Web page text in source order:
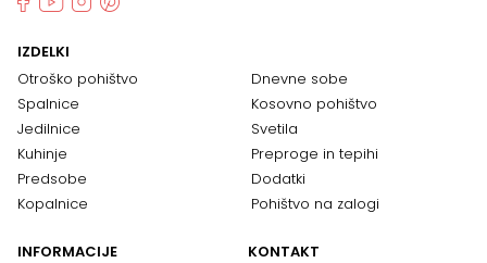
IZDELKI
Otroško pohištvo
Spalnice
Jedilnice
Kuhinje
Predsobe
Kopalnice
Dnevne sobe
Kosovno pohištvo
Svetila
Preproge in tepihi
Dodatki
Pohištvo na zalogi
INFORMACIJE
KONTAKT